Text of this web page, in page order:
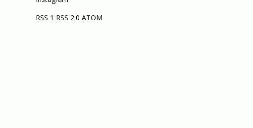
RSS 1 RSS 2.0 ATOM